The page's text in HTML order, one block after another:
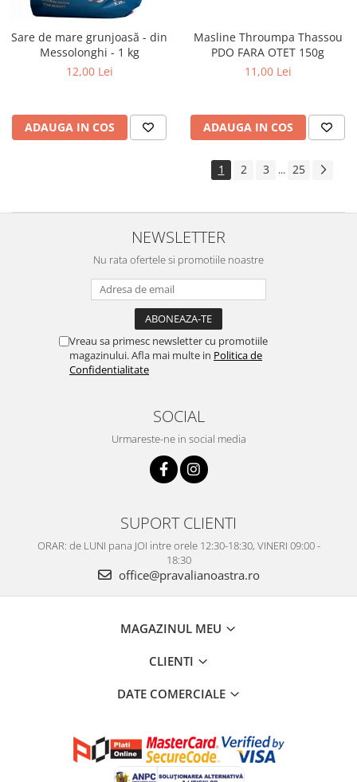
Sare de mare grunjoasă - din
Messolonghi - 1 kg
12,00 Lei
ADAUGA IN COS
Masline Throumpa Thassou
PDO FARA OTET 150g
11,00 Lei
ADAUGA IN COS
1 2 3 ... 25
NEWSLETTER
Nu rata ofertele si promotiile noastre
Vreau sa primesc newsletter cu promotiile
magazinului. Afla mai multe in Politica de
Confidentialitate
SOCIAL
Urmareste-ne in social media
SUPORT CLIENTI
ORAR: de LUNI pana JOI intre orele 12:30-18:30, VINERI 09:00 -
18:30
office@pravalianoastra.ro
MAGAZINUL MEU
CLIENTI
DATE COMERCIALE